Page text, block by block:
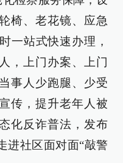
椅、老花镜、应急
一站式快速办理，
，上门办案、上门
事人少跑腿、少受
传，提升老年人被
化反诈普法，发布
进社区面对面“敲警